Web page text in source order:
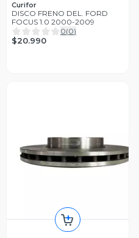
Curifor
DISCO FRENO DEL. FORD
FOCUS 1.0 2000-2009
0(0)
$20.990